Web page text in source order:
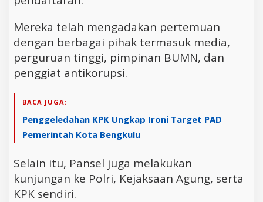
Mereka telah mengadakan pertemuan
dengan berbagai pihak termasuk media,
perguruan tinggi, pimpinan BUMN, dan
penggiat antikorupsi.
BACA JUGA:
Penggeledahan KPK Ungkap Ironi Target PAD
Pemerintah Kota Bengkulu
Selain itu, Pansel juga melakukan
kunjungan ke Polri, Kejaksaan Agung, serta
KPK sendiri.